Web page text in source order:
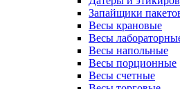
Запайщики
Весы крановые
Весы
Весы напольные
Весы порционные
Весы счетные